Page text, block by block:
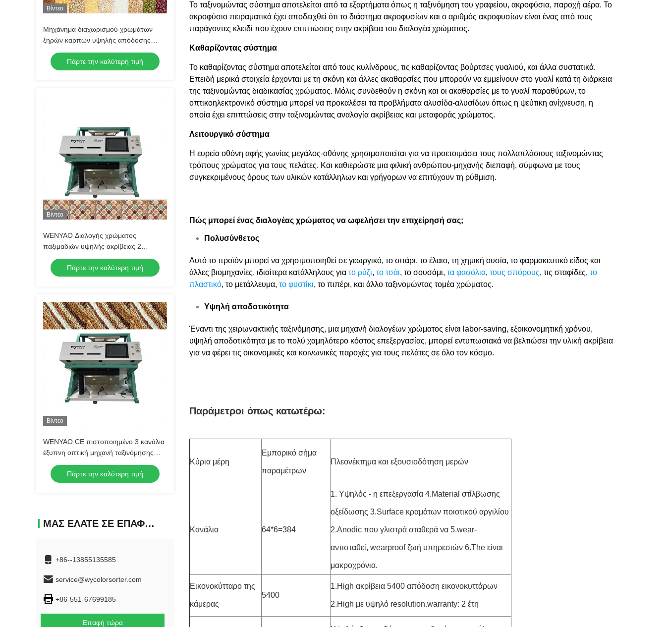
Βίντεο
Μηχάνημα διαχωρισμού χρωμάτων
ξηρών καρπών υψηλής απόδοσης
Φιστίκια Αιγίνης Φουντούκια
κουκουνάρι Καρύδια αμύγδαλα φιστίκια
Πάρτε την καλύτερη τιμή
Βίντεο
WENYAO Διαλογής χρώματος
παξιμαδιών υψηλής ακρίβειας 2
καναλιών Αφαίρεση ακαθαρσιών από
μουχλιασμένο σάπιο κέλυφος για όλα
τα είδη επεξεργασίας ξηρών καρπών
Πάρτε την καλύτερη τιμή
Βίντεο
WENYAO CE πιστοποιημένο 3 κανάλια
έξυπνη οπτική μηχανή ταξινόμησης
χρωμάτων υψηλή ακρίβεια για κάθε
είδους ταξινόμηση ξηρών καρπών
Πάρτε την καλύτερη τιμή
ΜΑΣ ΕΛΆΤΕ ΣΕ ΕΠΑΦΉ ΜΕ
+86--13855135585
service@wycolorsorter.com
+86-551-67699185
Επαφή τώρα
Το ταξινομώντας σύστημα αποτελείται από τα εξαρτήματα όπως η ταξινόμηση του γραφείου, ακροφύσια, παροχή αέρα. Το
ακροφύσιο πειραματικά έχει αποδειχθεί ότι το διάστημα ακροφυσίων και ο αριθμός ακροφυσίων είναι ένας από τους
παράγοντες κλειδί που έχουν επιπτώσεις στην ακρίβεια του διαλογέα χρώματος.
Καθαρίζοντας σύστημα
Το καθαρίζοντας σύστημα αποτελείται από τους κυλίνδρους, τις καθαρίζοντας βούρτσες γυαλιού, και άλλα συστατικά.
Επειδή μερικά στοιχεία έρχονται με τη σκόνη και άλλες ακαθαρσίες που μπορούν να εμμείνουν στο γυαλί κατά τη διάρκεια
της ταξινομώντας διαδικασίας χρώματος. Μόλις συνδεθούν η σκόνη και οι ακαθαρσίες με το γυαλί παραθύρων, το
οπτικοηλεκτρονικό σύστημα μπορεί να προκαλέσει τα προβλήματα αλυσίδα-αλυσίδων όπως η ψεύτικη ανίχνευση, η
οποία έχει επιπτώσεις στην ταξινομώντας αναλογία ακρίβειας και μεταφοράς χρώματος.
Λειτουργικό σύστημα
Η ευρεία οθόνη αφής γωνίας μεγάλος-οθόνης χρησιμοποιείται για να προετοιμάσει τους πολλαπλάσιους ταξινομώντας
τρόπους χρώματος για τους πελάτες. Και καθιερώστε μια φιλική ανθρώπου-μηχανής διεπαφή, σύμφωνα με τους
συγκεκριμένους όρους των υλικών κατάλληλων και γρήγορων να επιτύχουν τη ρύθμιση.
Πώς μπορεί ένας διαλογέας χρώματος να ωφελήσει την επιχείρησή σας;
Πολυσύνθετος
Αυτό το προϊόν μπορεί να χρησιμοποιηθεί σε γεωργικό, το σιτάρι, το έλαιο, τη χημική ουσία, το φαρμακευτικό είδος και
άλλες βιομηχανίες, ιδιαίτερα κατάλληλους για το ρύζι, το τσάι, το σουσάμι, τα φασόλια, τους σπόρους, τις σταφίδες, το
πλαστικό, το μετάλλευμα, το φυστίκι, το πιπέρι, και άλλο ταξινομώντας τομέα χρώματος.
Υψηλή αποδοτικότητα
Έναντι της χειρωνακτικής ταξινόμησης, μια μηχανή διαλογέων χρώματος είναι labor-saving, εξοικονομητική χρόνου,
υψηλή αποδοτικότητα με το πολύ χαμηλότερο κόστος επεξεργασίας, μπορεί εντυπωσιακά να βελτιώσει την υλική ακρίβεια
για να φέρει τις οικονομικές και κοινωνικές παροχές για τους πελάτες σε όλο τον κόσμο.
Παράμετροι όπως κατωτέρω:
Κύρια μέρη
Εμπορικό σήμα
παραμέτρων
Πλεονέκτημα και εξουσιοδότηση μερών
Κανάλια 64*6=384
1. Υψηλός - η επεξεργασία 4.Material στίλβωσης
οξείδωσης 3.Surface κραμάτων ποιοτικού αργιλίου
2.Anodic που γλιστρά σταθερά να 5.wear-
αντισταθεί, wearproof ζωή υπηρεσιών 6.The είναι
μακροχρόνια.
Εικονοκύτταρο της
κάμερας
5400
1.High ακρίβεια 5400 απόδοση εικονοκυττάρων
2.High με υψηλό resolution.warranty: 2 έτη